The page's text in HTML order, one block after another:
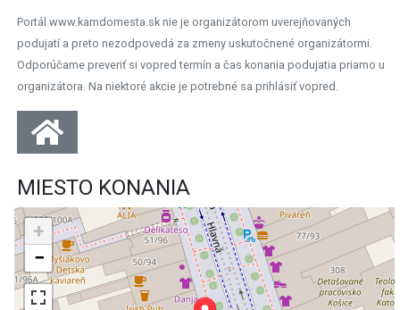
Portál www.kamdomesta.sk nie je organizátorom uverejňovaných
podujatí a preto nezodpovedá za zmeny uskutočnené organizátormi.
Odporúčame preveriť si vopred termín a čas konania podujatia priamo u
organizátora. Na niektoré akcie je potrebné sa prihlásiť vopred.
MIESTO KONANIA
+
−